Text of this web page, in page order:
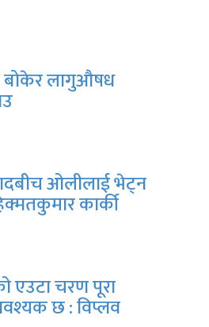
बोकेर लागुऔषध
ओलीलाई भेट्न
कार्की
एउटा चरण पूरा
छ : विप्लव